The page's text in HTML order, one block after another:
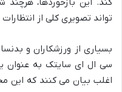
کند. این بازخوردها،
تواند تصویری کلی از
بسیاری از ورزشکاران و
سی ال ای سایتک به عنوان
اغلب بیان می کنند که این